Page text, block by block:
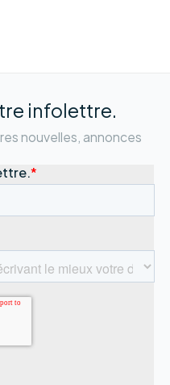
infolettre.
nouvelles, annonces